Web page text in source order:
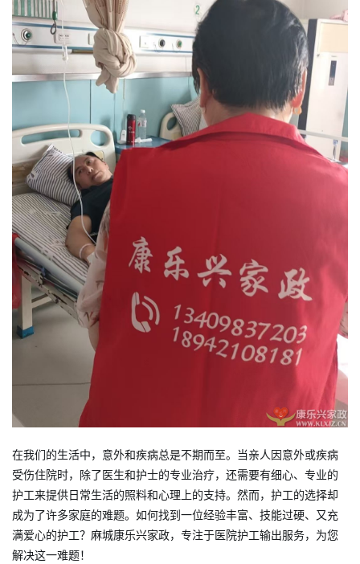
在我们的生活中，意外和疾病总是不期而至。当亲人因意外或疾病
受伤住院时，除了医生和护士的专业治疗，还需要有细心、专业的
护工来提供日常生活的照料和心理上的支持。然而，护工的选择却
成为了许多家庭的难题。如何找到一位经验丰富、技能过硬、又充
满爱心的护工？麻城康乐兴家政，专注于医院护工输出服务，为您
解决这一难题！